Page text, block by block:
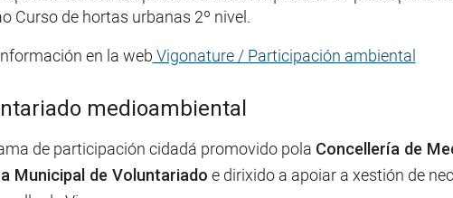
Curso de hortas urbanas 2º nivel.
en la web Vigonature / Participación ambiental
medioambiental
de participación cidadá promovido pola Concellería de
Municipal de Voluntariado e dirixido a apoiar a xestión de